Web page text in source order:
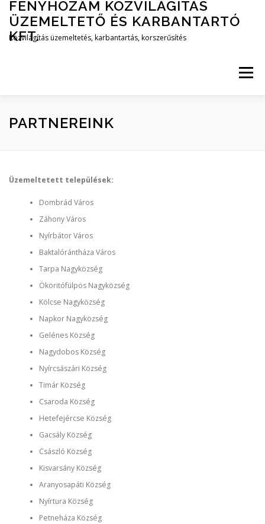
Tovább
tartalomhoz
FÉNYHOZAM KÖZVILÁGITÁS
ÜZEMELTETŐ ÉS KARBANTARTÓ
KFT.
Közvilágítás üzemeltetés, karbantartás, korszerűsítés
Menü
CÉGBEMUTATÓ DOKUMENTUMOK
PARTNEREINK
PARTNEREINK
Üzemeltetett települések:
Dombrád Város
Záhony Város
Nyírbátor Város
Baktalórántháza Város
Tarpa Nagyközség
Ököritófülpös Nagyközség
Kölcse Nagyközség
Napkor Nagyközség
Gelénes Község
Nagydobos Község
Nyírcsászári Község
Timár Község
Csaroda Község
Hetefejércse Község
Gacsály Község
Császló Község
Kisvarsány Község
Aranyosapáti Község
Nyírtura Község
Petneháza Község